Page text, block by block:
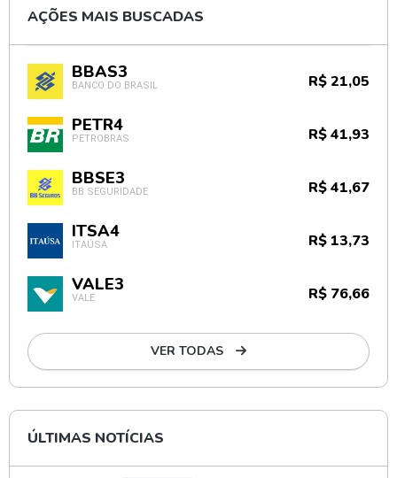
AÇÕES MAIS BUSCADAS
BBAS3
BANCO DO BRASIL R$ 21,05
PETR4
PETROBRAS R$ 41,93
BBSE3
BB SEGURIDADE R$ 41,67
ITSA4
ITAÚSA R$ 13,73
VALE3
VALE R$ 76,66
VER TODAS
ÚLTIMAS NOTÍCIAS